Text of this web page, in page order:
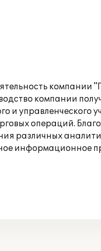
компании
и
операций.
различных
информационное